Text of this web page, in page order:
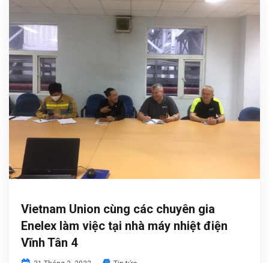
Vietnam Union cùng các chuyên gia
Enelex làm việc tại nhà máy nhiệt điện
Vĩnh Tân 4